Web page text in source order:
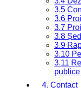
3.5
3.6
3.7
3.8
3.9
3.10
3.11
4. Contact